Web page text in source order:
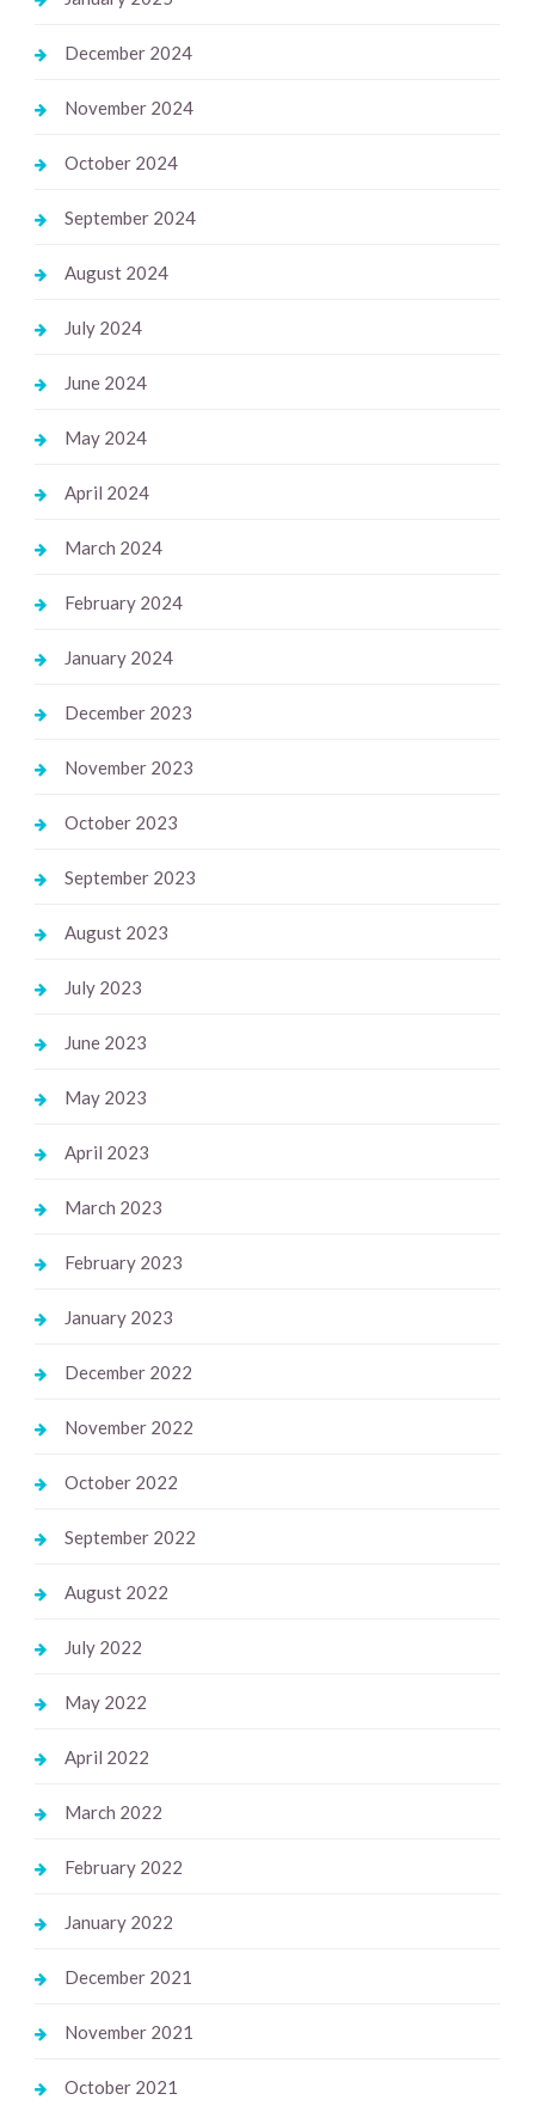
December 2024
November 2024
October 2024
September 2024
August 2024
July 2024
June 2024
May 2024
April 2024
March 2024
February 2024
January 2024
December 2023
November 2023
October 2023
September 2023
August 2023
July 2023
June 2023
May 2023
April 2023
March 2023
February 2023
January 2023
December 2022
November 2022
October 2022
September 2022
August 2022
July 2022
May 2022
April 2022
March 2022
February 2022
January 2022
December 2021
November 2021
October 2021